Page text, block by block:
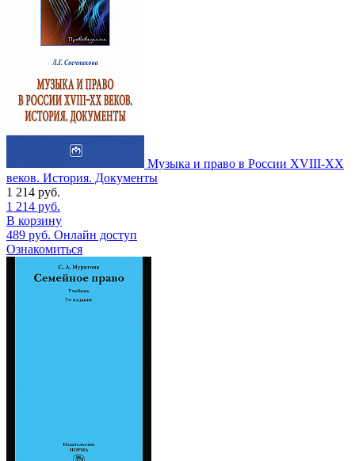
Музыка и право в России XVIII-XX
веков. История. Документы
1 214 руб.
1 214 руб.
В корзину
489 руб. Онлайн доступ
Ознакомиться